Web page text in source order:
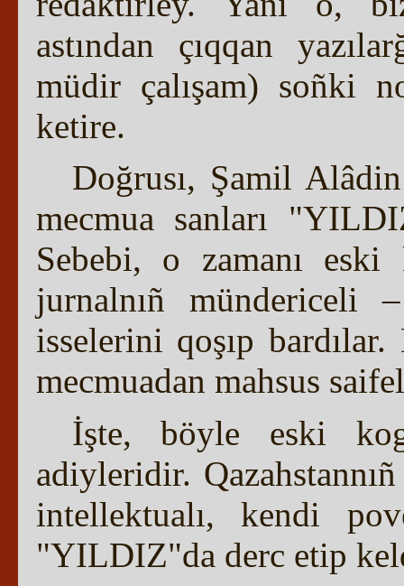
astından çıqqan
müdir çalışam) soñki
ketire.
Doğrusı, Şamil Alâdin
mecmua sanları
Sebebi, o zamanı
jurnalnıñ mündericeli
isselerini qoşıp
mecmuadan mahsus
İşte, böyle eski
adiyleridir.
intellektualı, kendi
"YILDIZ"da derc etip